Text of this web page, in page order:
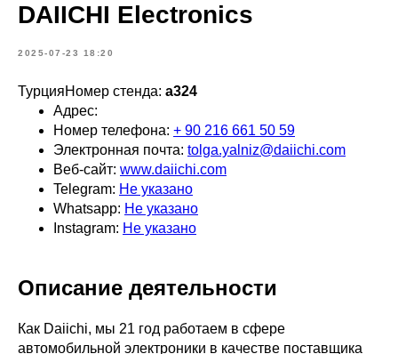
DAIICHI Electronics
2025-07-23 18:20
ТурцияНомер стенда: a324
Адрес:
Номер телефона: + 90 216 661 50 59
Электронная почта: tolga.yalniz@daiichi.com
Веб-сайт: www.daiichi.com
Telegram: Не указано
Whatsapp: Не указано
Instagram: Не указано
Описание деятельности
Как Daiichi, мы 21 год работаем в сфере
автомобильной электроники в качестве поставщика